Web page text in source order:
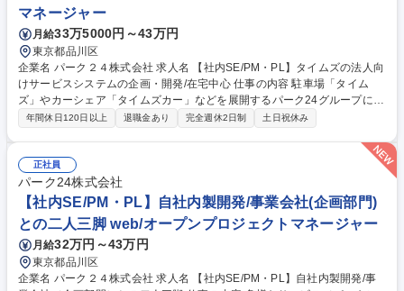
マネージャー
月給33万5000円～43万円
東京都品川区
企業名 パーク２４株式会社 求人名 【社内SE/PM・PL】タイムズの法人向
けサービスシステムの企画・開発/在宅中心 仕事の内容 駐車場「タイム
ズ」やカーシェア「タイムズカー」などを展開するパーク24グループに
て、法人向けサービスおよびパートナー企業向けプラットフォームの企画
略やサービス構想の段階から参画し、ビジネス課題の整理とシステム化構
想を立案。法人向けWebサービスやアプリケーション（加盟店向けサービ
ス、オーダー管理、決済サービスなど）の企画・開発を推進します。開発
ベンダーやビジネスパートナーを含む10名規模前後のプロジェクトマネジ
メントを担当し、進捗・品質・コスト・リスク管理や関係部署との調整を
行います。 募集職種 【社内SE/PM・PL】タイムズの法人向けサービスシ
ステムの企画・開発/在宅中心
年間休日120日以上 退職金あり 完全週休2日制 土日祝休み
正社員
パーク24株式会社
【社内SE/PM・PL】自社内製開発/事業会社(企画部門)
との二人三脚 web/オープンプロジェクトマネージャー
月給32万円～43万円
東京都品川区
企業名 パーク２４株式会社 求人名 【社内SE/PM・PL】自社内製開発/事